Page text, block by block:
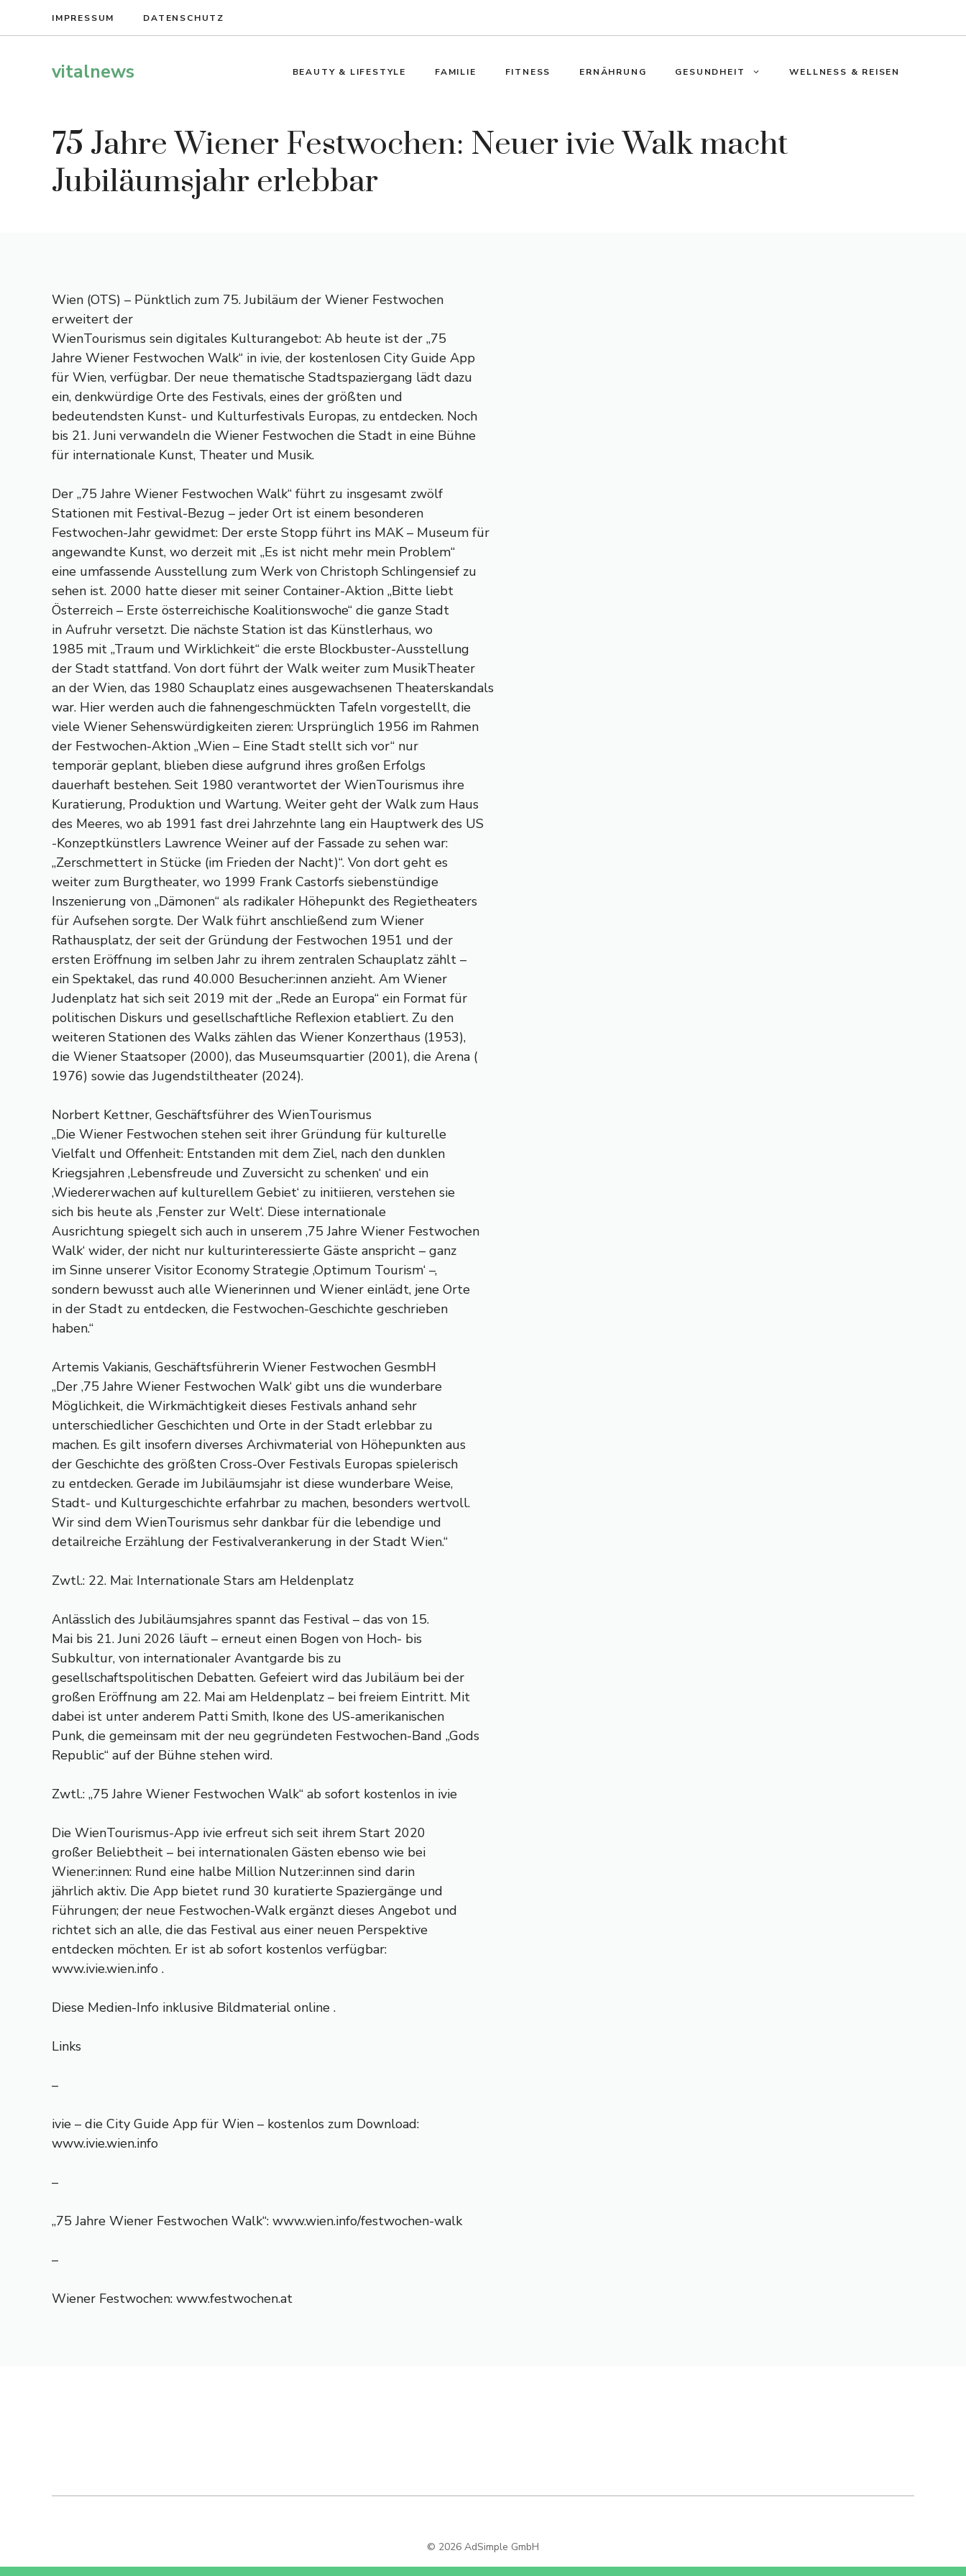
IMPRESSUM DATENSCHUTZ
vitalnews BEAUTY & LIFESTYLE FAMILIE FITNESS ERNÄHRUNG GESUNDHEIT WELLNESS & REISEN
75 Jahre Wiener Festwochen: Neuer ivie Walk macht
Jubiläumsjahr erlebbar
Wien (OTS) – Pünktlich zum 75. Jubiläum der Wiener Festwochen
erweitert der
WienTourismus sein digitales Kulturangebot: Ab heute ist der „75
Jahre Wiener Festwochen Walk“ in ivie, der kostenlosen City Guide App
für Wien, verfügbar. Der neue thematische Stadtspaziergang lädt dazu
ein, denkwürdige Orte des Festivals, eines der größten und
bedeutendsten Kunst- und Kulturfestivals Europas, zu entdecken. Noch
bis 21. Juni verwandeln die Wiener Festwochen die Stadt in eine Bühne
für internationale Kunst, Theater und Musik.
Der „75 Jahre Wiener Festwochen Walk“ führt zu insgesamt zwölf
Stationen mit Festival-Bezug – jeder Ort ist einem besonderen
Festwochen-Jahr gewidmet: Der erste Stopp führt ins MAK – Museum für
angewandte Kunst, wo derzeit mit „Es ist nicht mehr mein Problem“
eine umfassende Ausstellung zum Werk von Christoph Schlingensief zu
sehen ist. 2000 hatte dieser mit seiner Container-Aktion „Bitte liebt
Österreich – Erste österreichische Koalitionswoche“ die ganze Stadt
in Aufruhr versetzt. Die nächste Station ist das Künstlerhaus, wo
1985 mit „Traum und Wirklichkeit“ die erste Blockbuster-Ausstellung
der Stadt stattfand. Von dort führt der Walk weiter zum MusikTheater
an der Wien, das 1980 Schauplatz eines ausgewachsenen Theaterskandals
war. Hier werden auch die fahnengeschmückten Tafeln vorgestellt, die
viele Wiener Sehenswürdigkeiten zieren: Ursprünglich 1956 im Rahmen
der Festwochen-Aktion „Wien – Eine Stadt stellt sich vor“ nur
temporär geplant, blieben diese aufgrund ihres großen Erfolgs
dauerhaft bestehen. Seit 1980 verantwortet der WienTourismus ihre
Kuratierung, Produktion und Wartung. Weiter geht der Walk zum Haus
des Meeres, wo ab 1991 fast drei Jahrzehnte lang ein Hauptwerk des US
-Konzeptkünstlers Lawrence Weiner auf der Fassade zu sehen war:
„Zerschmettert in Stücke (im Frieden der Nacht)“. Von dort geht es
weiter zum Burgtheater, wo 1999 Frank Castorfs siebenstündige
Inszenierung von „Dämonen“ als radikaler Höhepunkt des Regietheaters
für Aufsehen sorgte. Der Walk führt anschließend zum Wiener
Rathausplatz, der seit der Gründung der Festwochen 1951 und der
ersten Eröffnung im selben Jahr zu ihrem zentralen Schauplatz zählt –
ein Spektakel, das rund 40.000 Besucher:innen anzieht. Am Wiener
Judenplatz hat sich seit 2019 mit der „Rede an Europa“ ein Format für
politischen Diskurs und gesellschaftliche Reflexion etabliert. Zu den
weiteren Stationen des Walks zählen das Wiener Konzerthaus (1953),
die Wiener Staatsoper (2000), das Museumsquartier (2001), die Arena (
1976) sowie das Jugendstiltheater (2024).
Norbert Kettner, Geschäftsführer des WienTourismus
„Die Wiener Festwochen stehen seit ihrer Gründung für kulturelle
Vielfalt und Offenheit: Entstanden mit dem Ziel, nach den dunklen
Kriegsjahren ‚Lebensfreude und Zuversicht zu schenken‘ und ein
‚Wiedererwachen auf kulturellem Gebiet‘ zu initiieren, verstehen sie
sich bis heute als ‚Fenster zur Welt‘. Diese internationale
Ausrichtung spiegelt sich auch in unserem ‚75 Jahre Wiener Festwochen
Walk‘ wider, der nicht nur kulturinteressierte Gäste anspricht – ganz
im Sinne unserer Visitor Economy Strategie ‚Optimum Tourism‘ –,
sondern bewusst auch alle Wienerinnen und Wiener einlädt, jene Orte
in der Stadt zu entdecken, die Festwochen-Geschichte geschrieben
haben.“
Artemis Vakianis, Geschäftsführerin Wiener Festwochen GesmbH
„Der ‚75 Jahre Wiener Festwochen Walk‘ gibt uns die wunderbare
Möglichkeit, die Wirkmächtigkeit dieses Festivals anhand sehr
unterschiedlicher Geschichten und Orte in der Stadt erlebbar zu
machen. Es gilt insofern diverses Archivmaterial von Höhepunkten aus
der Geschichte des größten Cross-Over Festivals Europas spielerisch
zu entdecken. Gerade im Jubiläumsjahr ist diese wunderbare Weise,
Stadt- und Kulturgeschichte erfahrbar zu machen, besonders wertvoll.
Wir sind dem WienTourismus sehr dankbar für die lebendige und
detailreiche Erzählung der Festivalverankerung in der Stadt Wien.“
Zwtl.: 22. Mai: Internationale Stars am Heldenplatz
Anlässlich des Jubiläumsjahres spannt das Festival – das von 15.
Mai bis 21. Juni 2026 läuft – erneut einen Bogen von Hoch- bis
Subkultur, von internationaler Avantgarde bis zu
gesellschaftspolitischen Debatten. Gefeiert wird das Jubiläum bei der
großen Eröffnung am 22. Mai am Heldenplatz – bei freiem Eintritt. Mit
dabei ist unter anderem Patti Smith, Ikone des US-amerikanischen
Punk, die gemeinsam mit der neu gegründeten Festwochen-Band „Gods
Republic“ auf der Bühne stehen wird.
Zwtl.: „75 Jahre Wiener Festwochen Walk“ ab sofort kostenlos in ivie
Die WienTourismus-App ivie erfreut sich seit ihrem Start 2020
großer Beliebtheit – bei internationalen Gästen ebenso wie bei
Wiener:innen: Rund eine halbe Million Nutzer:innen sind darin
jährlich aktiv. Die App bietet rund 30 kuratierte Spaziergänge und
Führungen; der neue Festwochen-Walk ergänzt dieses Angebot und
richtet sich an alle, die das Festival aus einer neuen Perspektive
entdecken möchten. Er ist ab sofort kostenlos verfügbar:
www.ivie.wien.info .
Diese Medien-Info inklusive Bildmaterial online .
Links
–
ivie – die City Guide App für Wien – kostenlos zum Download:
www.ivie.wien.info
–
„75 Jahre Wiener Festwochen Walk“: www.wien.info/festwochen-walk
–
Wiener Festwochen: www.festwochen.at
© 2026 AdSimple GmbH